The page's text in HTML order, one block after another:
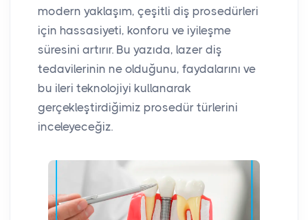
modern yaklaşım, çeşitli diş prosedürleri
için hassasiyeti, konforu ve iyileşme
süresini artırır. Bu yazıda, lazer diş
tedavilerinin ne olduğunu, faydalarını ve
bu ileri teknolojiyi kullanarak
gerçekleştirdiğimiz prosedür türlerini
inceleyeceğiz.